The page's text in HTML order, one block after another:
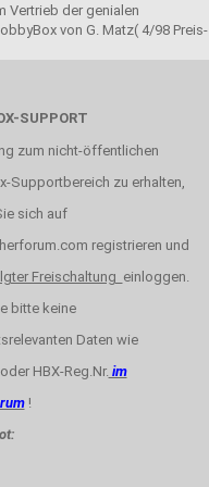
Vertrieb der genialen
von G. Matz( 4/98 Preis-
SUPPORT
zum nicht-öffentlichen
Supportbereich zu erhalten,
sich auf
registrieren und
Freischaltung einloggen.
bitte keine
Daten wie
HBX-Reg.Nr. im
!